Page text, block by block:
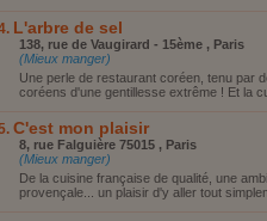
L'arbre de sel
138, rue de Vaugirard - 15ème , Paris
(Mieux manger)
Une perle de restaurant coréen, tenu par
coréens d'une gentillesse extrême ! Et la
C'est mon plaisir
8, rue Falguière 75015 , Paris
(Mieux manger)
De la cuisine française de qualité, une
provençale... un plaisir d'y aller tout